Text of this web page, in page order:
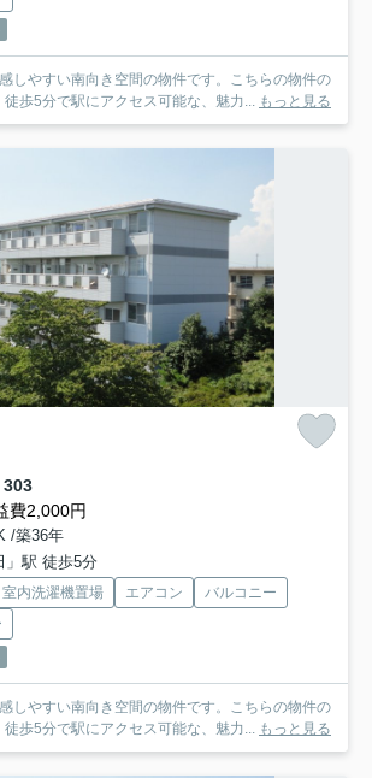
しやすい南向き空間の物件です。こちらの物件の
歩5分で駅にアクセス可能な、魅力... もっと見る
303
費2,000円
/築36年
」駅 徒歩5分
室内洗濯機置場 エアコン
バルコニー
しやすい南向き空間の物件です。こちらの物件の
歩5分で駅にアクセス可能な、魅力... もっと見る